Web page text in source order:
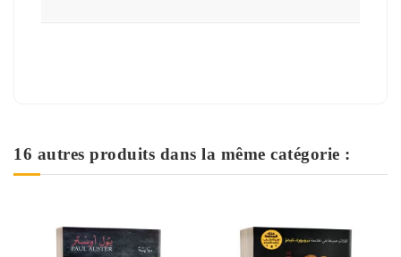
16 autres produits dans la même catégorie :